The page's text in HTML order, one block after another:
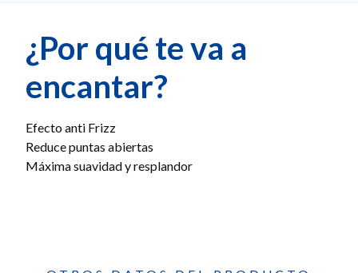
¿Por qué te va a
encantar?
Efecto anti Frizz
Reduce puntas abiertas
Máxima suavidad y resplandor